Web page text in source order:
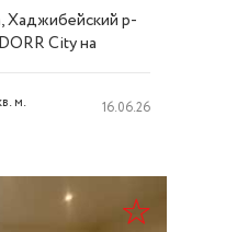
Хаджибейский р-
City на
м. 16.06.26